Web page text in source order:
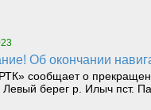
Об окончании
сообщает о
берег р. Илыч пст.